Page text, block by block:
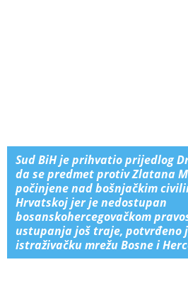
Sud BiH je prihvatio prijedlog
da se predmet protiv Zlatana
počinjene nad bošnjačkim
Hrvatskoj jer je nedostupan
bosanskohercegovačkom
ustupanja još traje, potvrđeno
istraživačku mrežu Bosne i